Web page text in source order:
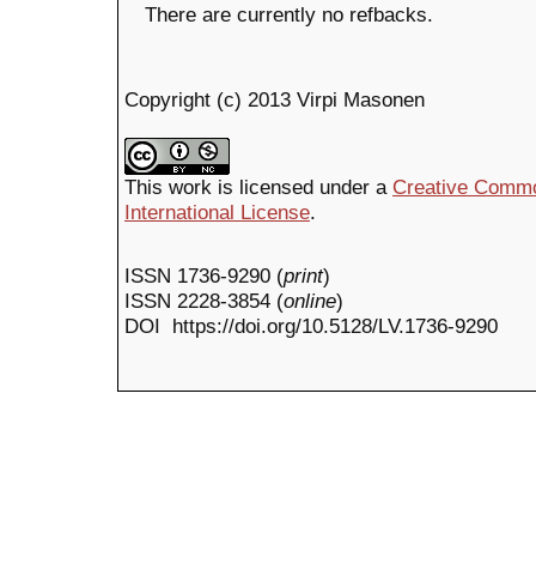
There are currently no refbacks.
Copyright (c) 2013 Virpi Masonen
This work is licensed under a Creative
International License.
ISSN 1736-9290 (print)
ISSN 2228-3854 (online)
DOI https://doi.org/10.5128/LV.1736-9290